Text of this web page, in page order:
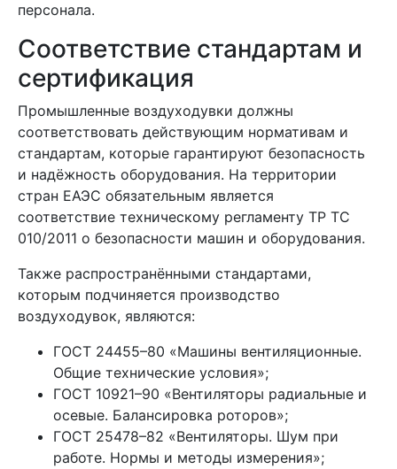
персонала.
Соответствие стандартам и
сертификация
Промышленные воздуходувки должны
соответствовать действующим нормативам и
стандартам, которые гарантируют безопасность
и надёжность оборудования. На территории
стран ЕАЭС обязательным является
соответствие техническому регламенту ТР ТС
010/2011 о безопасности машин и оборудования.
Также распространёнными стандартами,
которым подчиняется производство
воздуходувок, являются:
ГОСТ 24455–80 «Машины вентиляционные.
Общие технические условия»;
ГОСТ 10921–90 «Вентиляторы радиальные и
осевые. Балансировка роторов»;
ГОСТ 25478–82 «Вентиляторы. Шум при
работе. Нормы и методы измерения»;